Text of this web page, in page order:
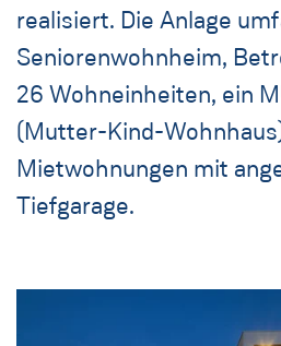
realisiert. Die Anlage
Seniorenwohnheim,
26 Wohneinheiten, ein
(Mutter-Kind-
Mietwohnungen mit
Tiefgarage.